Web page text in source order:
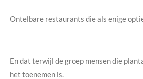
Ontelbare restaurants die als enige
En dat terwijl de groep mensen die
het toenemen is.